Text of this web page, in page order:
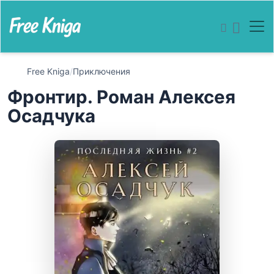
Free Kniga/Приключения
Фронтир. Роман Алексея
Осадчука